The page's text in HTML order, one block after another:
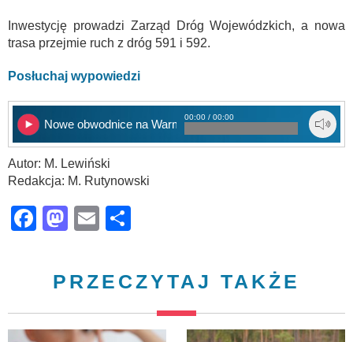
Inwestycję prowadzi Zarząd Dróg Wojewódzkich, a nowa
trasa przejmie ruch z dróg 591 i 592.
Posłuchaj wypowiedzi
Nowe obwodnice na Warmii i Mazurach
00:00 / 00:00
Autor: M. Lewiński
Redakcja: M. Rutynowski
Facebook
Mastodon
Email
PRZECZYTAJ TAKŻE